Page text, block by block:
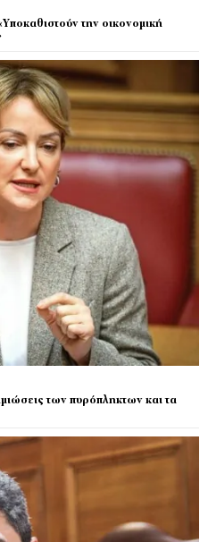
την οικονομική
των πυρόπληκτων και τα